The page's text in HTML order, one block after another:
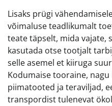
Lisaks prügi
võimaluse teadlikumalt
teate täpselt, mida vajate,
kasutada otse tootjalt
selle asemel et kiiruga
Kodumaise tooraine,
piimatooted ja teraviljad,
transpordist tulenevat